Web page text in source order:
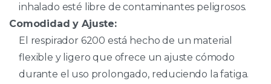
inhalado esté libre de contaminantes peligrosos.
Comodidad y Ajuste:
El respirador 6200 está hecho de un material
flexible y ligero que ofrece un ajuste cómodo
durante el uso prolongado, reduciendo la fatiga.